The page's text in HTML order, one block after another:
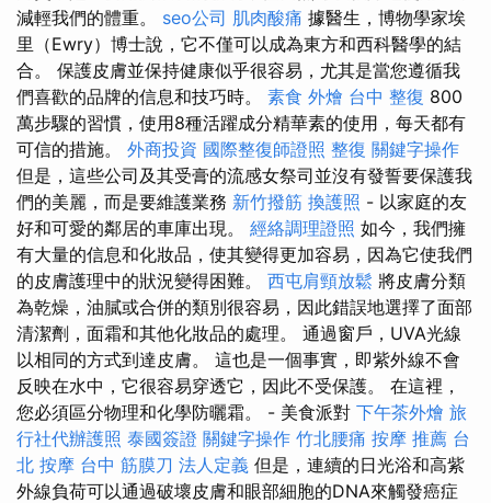
減輕我們的體重。 seo公司 肌肉酸痛 據醫生，博物學家埃
里（Ewry）博士說，它不僅可以成為東方和西科醫學的結
合。 保護皮膚並保持健康似乎很容易，尤其是當您遵循我
們喜歡的品牌的信息和技巧時。 素食 外燴 台中 整復 800
萬步驟的習慣，使用8種活躍成分精華素的使用，每天都有
可信的措施。 外商投資 國際整復師證照 整復 關鍵字操作
但是，這些公司及其受膏的流感女祭司並沒有發誓要保護我
們的美麗，而是要維護業務 新竹撥筋 換護照 - 以家庭的友
好和可愛的鄰居的車庫出現。 經絡調理證照 如今，我們擁
有大量的信息和化妝品，使其變得更加容易，因為它使我們
的皮膚護理中的狀況變得困難。 西屯肩頸放鬆 將皮膚分類
為乾燥，油膩或合併的類別很容易，因此錯誤地選擇了面部
清潔劑，面霜和其他化妝品的處理。 通過窗戶，UVA光線
以相同的方式到達皮膚。 這也是一個事實，即紫外線不會
反映在水中，它很容易穿透它，因此不受保護。 在這裡，
您必須區分物理和化學防曬霜。 - 美食派對 下午茶外燴 旅
行社代辦護照 泰國簽證 關鍵字操作 竹北腰痛 按摩 推薦 台
北 按摩 台中 筋膜刀 法人定義 但是，連續的日光浴和高紫
外線負荷可以通過破壞皮膚和眼部細胞的DNA來觸發癌症